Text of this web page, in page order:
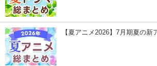
【夏アニメ2026】7月期夏の新